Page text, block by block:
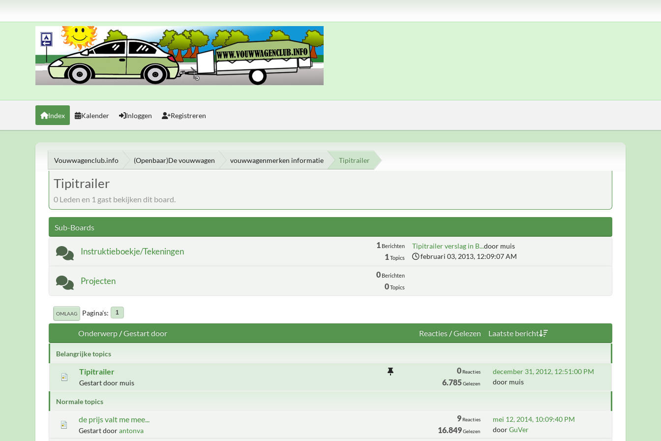
Index Kalender Inloggen Registreren
Vouwwagenclub.info (Openbaar)De vouwwagen vouwwagenmerken informatie Tipitrailer
Tipitrailer
0 Leden en 1 gast bekijken dit board.
Sub-Boards
Instruktieboekje/Tekeningen
1Berichten
1Topics
Tipitrailer verslag in B...door muis
februari 03, 2013, 12:09:07 AM
Projecten
0Berichten
0Topics
OMLAAG Pagina's 1
Onderwerp/Gestart door Reacties/Gelezen Laatste bericht
Belangrijke topics
Tipitrailer
Gestart door muis
0Reacties
6.785Gelezen
december 31, 2012, 12:51:00 PM
door muis
Normale topics
de prijs valt me mee...
Gestart doorantonva
9 Reacties
16.849Gelezen
mei 12, 2014, 10:09:40 PM
doorGuVer